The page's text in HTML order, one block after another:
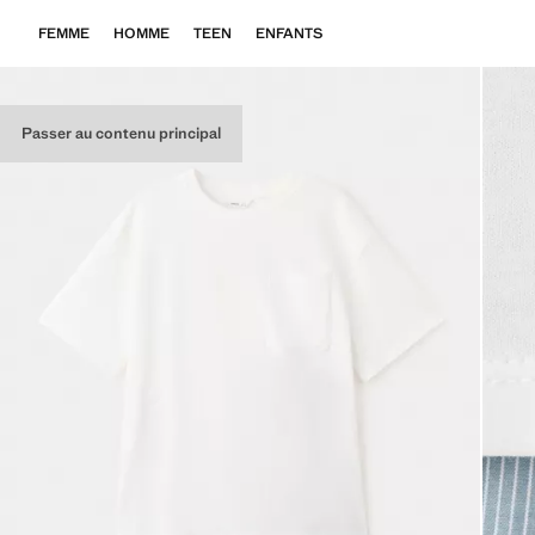
Passer au contenu principal
FEMME HOMME TEEN ENFANTS